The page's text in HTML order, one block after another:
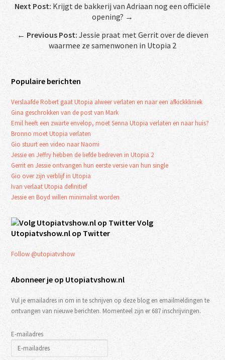
Next Post: Krijgt de bakkerij van Adriaan nog een officiële
opening? →
← Previous Post: Jessie praat met Gerrit over de dieven
waarmee ze samenwonen in Utopia 2
Populaire berichten
Verslaafde Robert gaat Utopia alweer verlaten en naar een afkickkliniek
Gina geschrokken van de post van Mark
Emil heeft een zwarte envelop, moet Senna Utopia verlaten en naar huis?
Bronno moet Utopia verlaten
Gio stuurt een video naar Naomi
Jessie en Jeffry hebben de liefde bedreven in Utopia 2
Gerrit en Jessie ontvangen hun eerste versie van hun single
Gio over zijn verblijf in Utopia
Ivan verlaat Utopia definitief
Jessie en Boyd willen minimalist worden
Volg
Utopiatvshow.nl op Twitter
Follow @utopiatvshow
Abonneer je op Utopiatvshow.nl
Vul je emailadres in om in te schrijven op deze blog en emailmeldingen te
ontvangen van nieuwe berichten. Momenteel zijn er 687 inschrijvingen.
E-mailadres